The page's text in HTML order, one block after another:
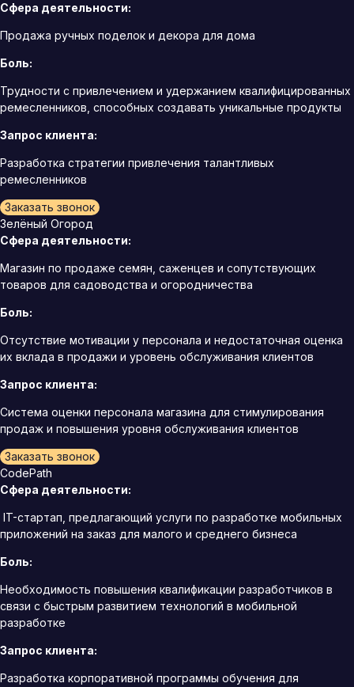
Сфера деятельности:
Продажа ручных поделок и декора для дома
Боль:
Трудности с привлечением и удержанием квалифицированных
ремесленников, способных создавать уникальные продукты
Запрос клиента:
Разработка стратегии привлечения талантливых
ремесленников
Заказать звонок
Зелёный Огород
Сфера деятельности:
Магазин по продаже семян, саженцев и сопутствующих
товаров для садоводства и огородничества
Боль:
Отсутствие мотивации у персонала и недостаточная оценка
их вклада в продажи и уровень обслуживания клиентов
Запрос клиента:
Система оценки персонала магазина для стимулирования
продаж и повышения уровня обслуживания клиентов
Заказать звонок
CodePath
Сфера деятельности:
IT-стартап, предлагающий услуги по разработке мобильных
приложений на заказ для малого и среднего бизнеса
Боль:
Необходимость повышения квалификации разработчиков в
связи с быстрым развитием технологий в мобильной
разработке
Запрос клиента:
Разработка корпоративной программы обучения для